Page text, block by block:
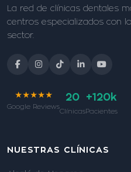
La red de clínicas dentales
centros especializados con
sector.
★★★★★
Google Reviews
20
Clínicas
+120k
Pacientes
NUESTRAS CLÍNICAS